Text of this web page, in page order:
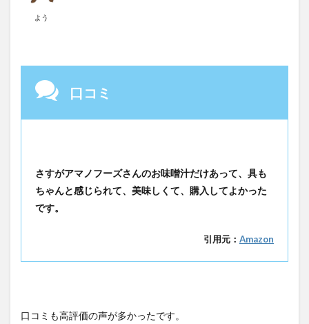
よう
口コミ
さすがアマノフーズさんのお味噌汁だけあって、具も
ちゃんと感じられて、美味しくて、購入してよかった
です。
引用元： Amazon
口コミも高評価の声が多かったです。